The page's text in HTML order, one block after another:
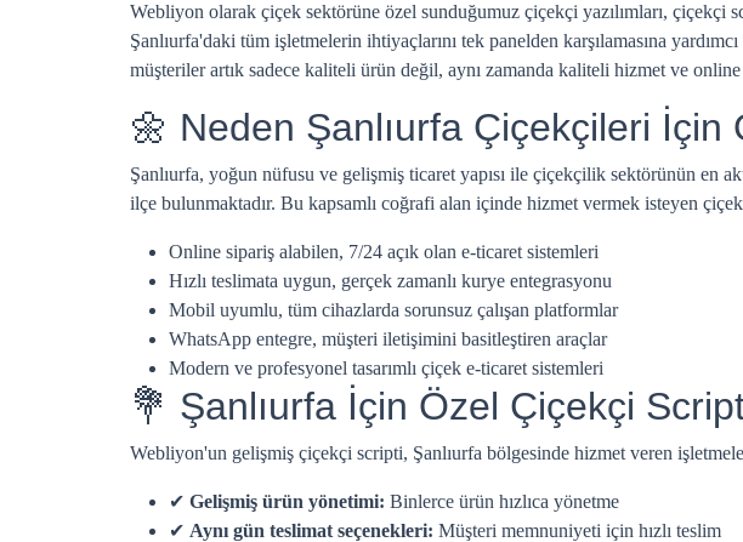
Webliyon olarak çiçek sektörüne özel sunduğumuz çiçekçi yazılımları, çiçekçi
Şanlıurfa'daki tüm işletmelerin ihtiyaçlarını tek panelden karşılamasına
müşteriler artık sadece kaliteli ürün değil, aynı zamanda kaliteli hizmet ve
🌼 Neden Şanlıurfa Çiçekçileri İçin
Şanlıurfa, yoğun nüfusu ve gelişmiş ticaret yapısı ile çiçekçilik sektörünün
ilçe bulunmaktadır. Bu kapsamlı coğrafi alan içinde hizmet vermek isteyen
Online sipariş alabilen, 7/24 açık olan e-ticaret sistemleri
Hızlı teslimata uygun, gerçek zamanlı kurye entegrasyonu
Mobil uyumlu, tüm cihazlarda sorunsuz çalışan platformlar
WhatsApp entegre, müşteri iletişimini basitleştiren araçlar
Modern ve profesyonel tasarımlı çiçek e-ticaret sistemleri
💐 Şanlıurfa İçin Özel Çiçekçi
Webliyon'un gelişmiş çiçekçi scripti, Şanlıurfa bölgesinde hizmet veren
✔ Gelişmiş ürün yönetimi: Binlerce ürün hızlıca yönetme
✔ Aynı gün teslimat seçenekleri: Müşteri memnuniyeti için hızlı teslim